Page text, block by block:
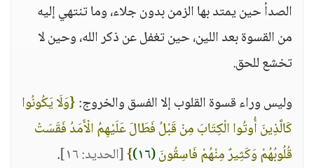
الصدأ حين يمتد بها الزمن بدون جلاء، وما تنتهي إليه
من القسوة بعد اللين، حين تغفل عن ذكر الله، وحين لا
تخشع للحق.
وليس وراء قسوة القلوب إلا الفسق والخروج:{وَلَا يَكُونُوا
كَالَّذِينَ أُوتُوا الْكِتَابَ مِنْ قَبْلُ فَطَالَ عَلَيْهِمُ الْأَمَدُ فَقَسَتْ
قُلُوبُهُمْ وَكَثِيرٌ مِنْهُمْ فَاسِقُونَ(١٦) }[الحديد: ١٦]
.